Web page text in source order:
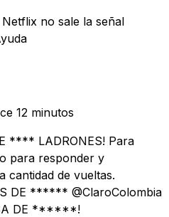
no sale la señal
12 minutos
**** LADRONES! Para
para responder y
cantidad de vueltas.
DE ****** @ClaroColombia
DE ******!